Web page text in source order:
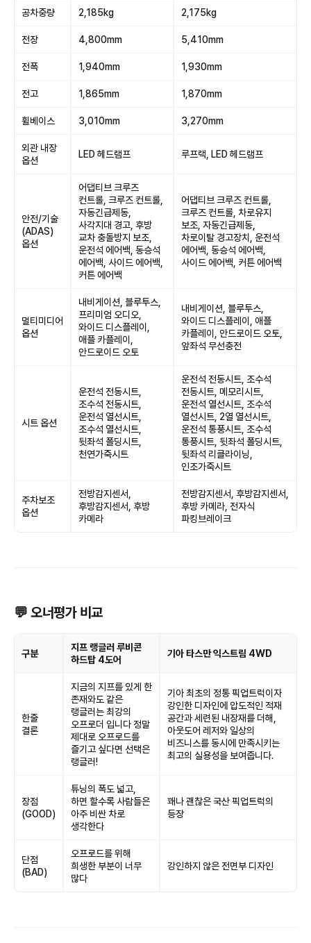
공차중량 2,185kg 2,175kg
전장 4,800mm 5,410mm
전폭 1,940mm 1,930mm
전고 1,865mm 1,870mm
휠베이스 3,010mm 3,270mm
외관 내장
옵션
LED 헤드램프 루프랙, LED 헤드램프
안전/기술
(ADAS)
옵션
어댑티브 크루즈
컨트롤, 크루즈 컨트롤,
자동긴급제동,
사각지대 경고, 후방
교차 충돌방지 보조,
운전석 에어백, 동승석
에어백, 사이드 에어백,
커튼 에어백
어댑티브 크루즈 컨트롤,
크루즈 컨트롤, 차로유지
보조, 자동긴급제동,
차로이탈 경고장치, 운전석
에어백, 동승석 에어백,
사이드 에어백, 커튼 에어백
멀티미디어
옵션
내비게이션, 블루투스,
프리미엄 오디오,
와이드 디스플레이,
애플 카플레이,
안드로이드 오토
내비게이션, 블루투스,
와이드 디스플레이, 애플
카플레이, 안드로이드 오토,
앞좌석 무선충전
시트 옵션
운전석 전동시트,
조수석 전동시트,
운전석 열선시트,
조수석 열선시트,
뒷좌석 폴딩시트,
천연가죽시트
운전석 전동시트, 조수석
전동시트, 메모리시트,
운전석 열선시트, 조수석
열선시트, 2열 열선시트,
운전석 통풍시트, 조수석
통풍시트, 뒷좌석 폴딩시트,
뒷좌석 리클라이닝,
인조가죽시트
주차보조
옵션
전방감지센서,
후방감지센서, 후방
카메라
전방감지센서, 후방감지센서,
후방 카메라, 전자식
파킹브레이크
💬 오너평가 비교
구분
지프 랭글러 루비콘
하드탑 4도어
기아 타스만 익스트림 4WD
한줄
결론
지금의 지프를 있게 한
존재와도 같은
랭글러는 최강의
오프로더 입니다 정말
제대로 오프로드를
즐기고 싶다면 선택은
랭글러!
기아 최초의 정통 픽업트럭이자
강인한 디자인에 압도적인 적재
공간과 세련된 내장재를 더해,
아웃도어 레저와 일상의
비즈니스를 동시에 만족시키는
최고의 실용성을 보여줍니다.
장점
(GOOD)
튜닝의 폭도 넓고,
하면 할수록 사람들은
아주 비싼 차로
생각한다
꽤나 괜찮은 국산 픽업트럭의
등장
단점
(BAD)
오프로드를 위해
희생한 부분이 너무
많다
강인하지 않은 전면부 디자인